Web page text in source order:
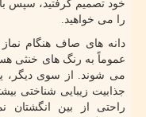
خود تصمیم گرفتید، سپس
را می خواهید.
دانه های صاف هنگام
عموماً به رنگ های خنثی
می شوند. از سوی دیگر،
جذابیت زیبایی ‌شناختی
راحتی از بین انگشتان